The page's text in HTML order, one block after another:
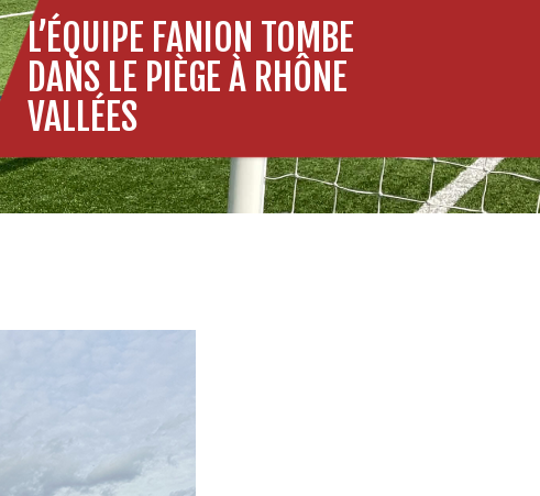
L’ÉQUIPE FANION TOMBE
DANS LE PIÈGE À RHÔNE
VALLÉES